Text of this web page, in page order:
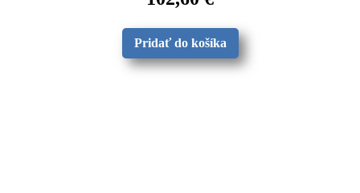
Pridať do košíka